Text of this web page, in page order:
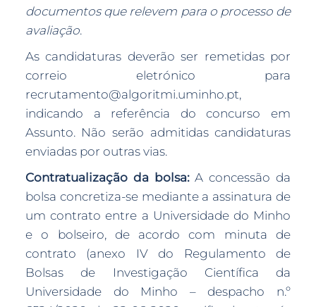
documentos que relevem para o processo de
avaliação.
As candidaturas deverão ser remetidas por
correio eletrónico para
recrutamento@algoritmi.uminho.pt,
indicando a referência do concurso em
Assunto. Não serão admitidas candidaturas
enviadas por outras vias.
Contratualização da bolsa:A concessão da
bolsa concretiza-se mediante a assinatura de
um contrato entre a Universidade do Minho
e o bolseiro, de acordo com minuta de
contrato (anexo IV do Regulamento de
Bolsas de Investigação Científica da
Universidade do Minho – despacho n.º